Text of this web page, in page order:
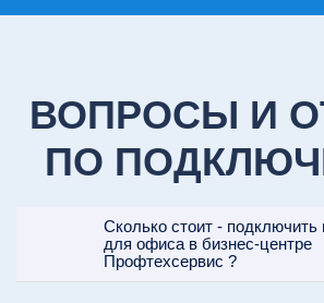
5
сбоев при его
ВОПРОСЫ И
ПО
Сколько стоит - подключить
для офиса в бизнес-центре
Профтехсервис ?